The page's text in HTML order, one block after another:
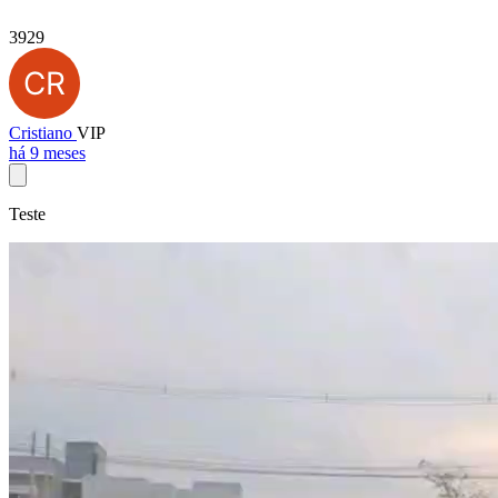
3929
Cristiano VIP
há 9 meses
Teste